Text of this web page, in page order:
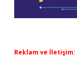
Reklam ve İletişim: